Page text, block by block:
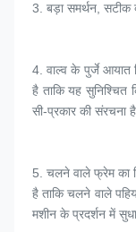
3. बड़ा समर्थन, सटीक
4. वाल्व के पुर्जे आयात
है ताकि यह
सी-प्रकार की संरचना
5. चलने वाले फ्रेम का
है ताकि चलने वाले
मशीन के प्रदर्शन में